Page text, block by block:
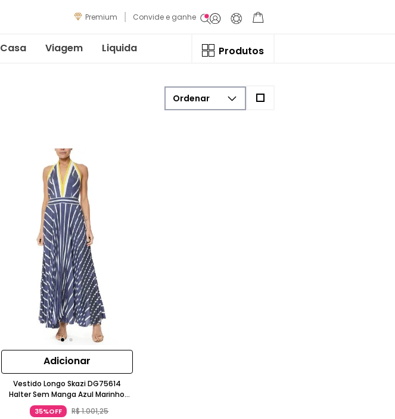
Premium Convide e ganhe
Casa Viagem Liquida Produtos
Adicionar
Vestido Longo Skazi DG75614
Halter Sem Manga Azul Marinho
Listrado
35%OFF R$1.001,25